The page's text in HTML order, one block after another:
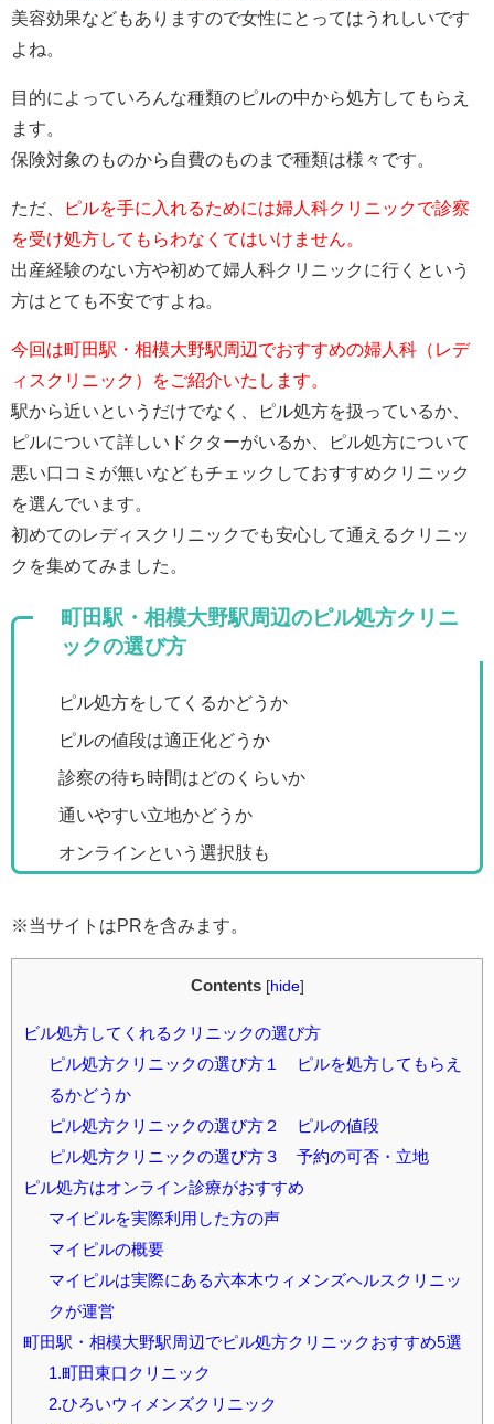
美容効果などもありますので女性にとってはうれしいです
よね。
目的によっていろんな種類のピルの中から処方してもらえ
ます。
保険対象のものから自費のものまで種類は様々です。
ただ、
ピルを手に入れるためには婦人科クリニックで診察
を受け処方してもらわなくてはいけません。
出産経験のない方や初めて婦人科クリニックに行くという
方はとても不安ですよね。
今回は町田駅・相模大野駅周辺でおすすめの婦人科（レデ
ィスクリニック）をご紹介いたします。
駅から近いというだけでなく、ピル処方を扱っているか、
ピルについて詳しいドクターがいるか、ピル処方について
悪い口コミが無いなどもチェックしておすすめクリニック
を選んでいます。
初めてのレディスクリニックでも安心して通えるクリニッ
クを集めてみました。
町田駅・相模大野駅周辺のピル処方クリニ
ックの選び方
ピル処方をしてくるかどうか
ピルの値段は適正化どうか
診察の待ち時間はどのくらいか
通いやすい立地かどうか
オンラインという選択肢も
※当サイトはPRを含みます。
Contents [hide]
ビル処方してくれるクリニックの選び方
ピル処方クリニックの選び方１ ピルを処方してもらえ
るかどうか
ピル処方クリニックの選び方２ ピルの値段
ピル処方クリニックの選び方３ 予約の可否・立地
ピル処方はオンライン診療がおすすめ
マイピルを実際利用した方の声
マイピルの概要
マイピルは実際にある六本木ウィメンズヘルスクリニッ
クが運営
町田駅・相模大野駅周辺でピル処方クリニックおすすめ5選
1.町田東口クリニック
2.ひろいウィメンズクリニック